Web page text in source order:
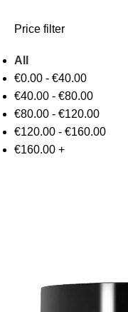
Price filter
All
€0.00- €40.00
€40.00- €80.00
€80.00- €120.00
€120.00- €160.00
€160.00+